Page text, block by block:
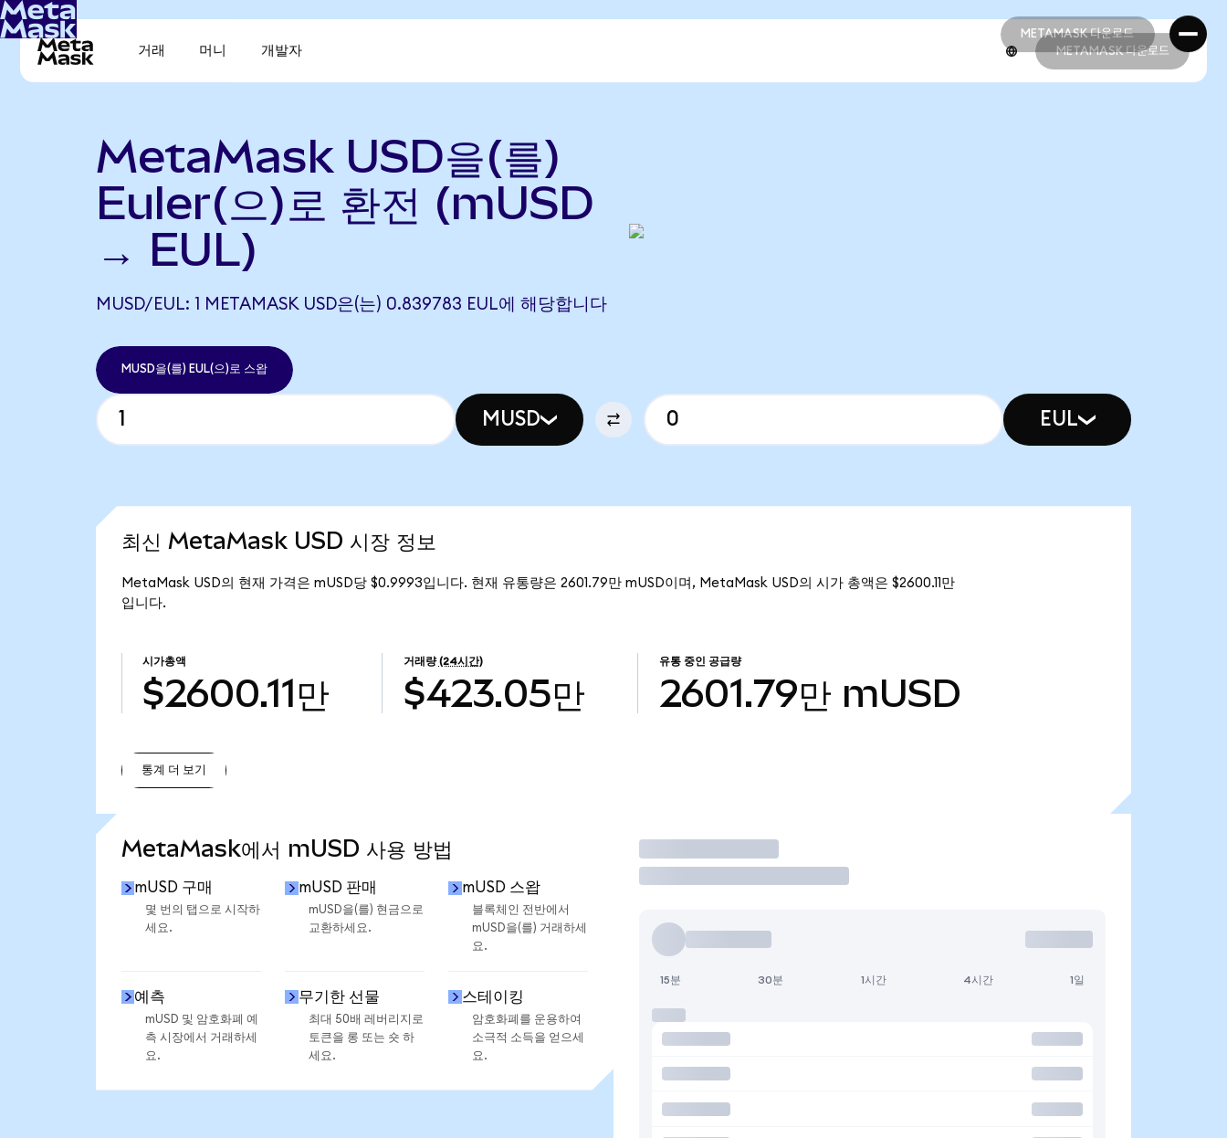
METAMASK 다운로드
METAMASK 다운로드
거래 머니 개발자 METAMASK 다운로드
MetaMask USD을(를)
Euler(으)로 환전 (mUSD
→ EUL)
MUSD/EUL: 1 METAMASK USD은(는) 0.839783 EUL에 해당합니다
MUSD을(를) EUL(으)로 스왑
MUSD EUL
최신 MetaMask USD 시장 정보
MetaMask USD의 현재 가격은 mUSD당 $0.9993입니다. 현재 유통량은 2601.79만 mUSD이며, MetaMask USD의 시가 총액은 $2600.11만
입니다.
시가총액
$2600.11만
거래량 (24시간)
$423.05만
유통 중인 공급량
2601.79만 mUSD
통계 더 보기
MetaMask에서 mUSD 사용 방법
mUSD 구매
몇 번의 탭으로 시작하
세요.
mUSD 판매
mUSD을(를) 현금으로
교환하세요.
mUSD 스왑
블록체인 전반에서
mUSD을(를) 거래하세
요.
예측
mUSD 및 암호화폐 예
측 시장에서 거래하세
요.
무기한 선물
최대 50배 레버리지로
토큰을 롱 또는 숏 하
세요.
스테이킹
암호화폐를 운용하여
소극적 소득을 얻으세
요.
거래
15분 30분 1시간 4시간 1일